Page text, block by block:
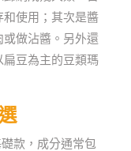
使用；其次是醬
做沾醬。另外還
豆為主的豆類瑪
款，成分通常包